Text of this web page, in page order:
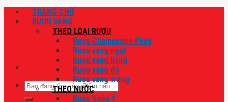
Tìm
kiếm:
TRANG CHỦ
RƯỢU VANG
THEO LOẠI RƯỢU
Rượu Champagne Pháp
Rượu vang ngọt
Rượu vang hồng
Rượu vang đỏ
Rượu vang trắng
THEO NƯỚC
Rượu Vang Ý